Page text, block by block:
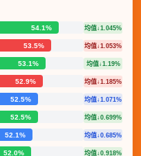
54.1% 均值↓1.045%
53.5% 均值↓1.053%
53.1% 均值↓1.19%
52.9% 均值↓1.185%
52.5% 均值↓1.071%
52.5% 均值↓0.699%
52.1% 均值↓0.685%
52.0% 均值↓0.918%